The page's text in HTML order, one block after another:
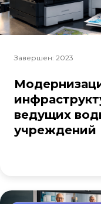
Завершен: 2023
ведущих
учреждений